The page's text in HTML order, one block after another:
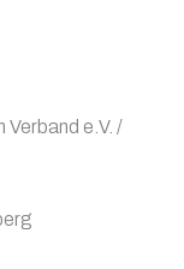
e.V. /